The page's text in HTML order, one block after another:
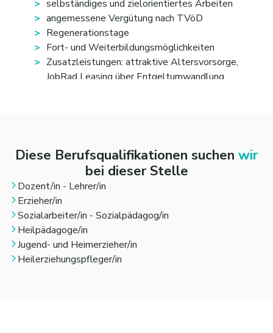
selbständiges und zielorientiertes Arbeiten
angemessene Vergütung nach TVöD
Regenerationstage
Fort- und Weiterbildungsmöglichkeiten
Zusatzleistungen: attraktive Altersvorsorge,
JobRad Leasing über Entgeltumwandlung
Diese Berufsqualifikationen suchen wir
bei dieser Stelle
Dozent/in - Lehrer/in
Erzieher/in
Sozialarbeiter/in - Sozialpädagog/in
Heilpädagoge/in
Jugend- und Heimerzieher/in
Heilerziehungspfleger/in